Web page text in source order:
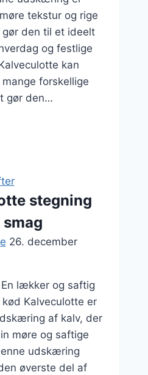
tekstur og rige
gør den til et ideelt
og festlige
kan
forskellige
gør den…
stegning
26. december
lækker og saftig
Kalveculotte er
af kalv, der
møre og saftige
udskæring
øverste del af